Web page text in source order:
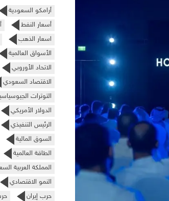
أرامكو السعودية
أسعار النفط
اسعار الذهب
الأسواق العالمية
الاتحاد الأوروبي
الاقتصاد السعودي
التوترات
الدولار الأمريكي
الرئيس التنفيذي
السوق المالية
الطاقة العالمية
المملكة العربية
النمو الاقتصادي
حرب إيران